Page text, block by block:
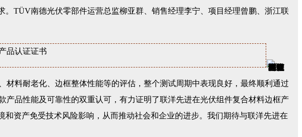
。TÜV南德光伏零部件运营总监柳亚群、销售经理李宁、项目经理曾鹏、浙江联
料耐老化、边框整体性能等的评估，整个测试周期中表现良好，最终顺利通过
品性能及可靠性的双重认可，有力证明了联洋先进在光伏组件复合材料边框产
资产免受技术风险影响，从而推动社会和企业的进步。我们期待与联洋先进在